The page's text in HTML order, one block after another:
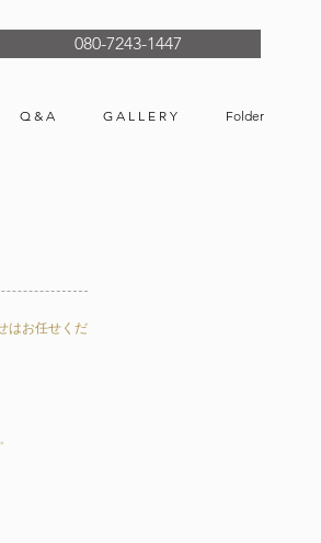
080-7243-1447
Q & A G A L L E R Y Folder
はお任せくださ